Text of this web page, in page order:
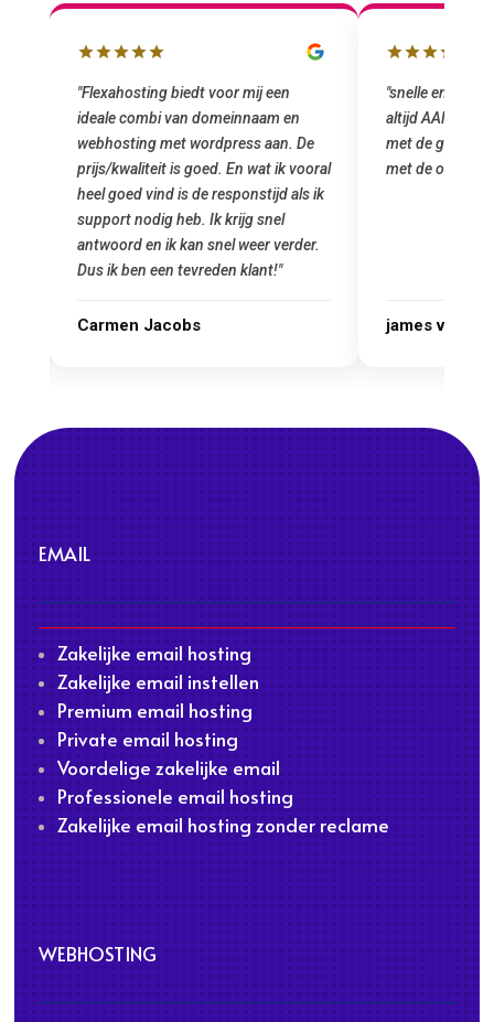
"snelle en vriendelijke service. staat
altijd AAN (: fijne prijzen vergeleken
met de grote jongens en dus nu al blij
met de overstap!"
james van oranje
"Top service. Ik
het installeren
was meteen
gemaakt. Top
Marcel Thijs
EMAIL
Zakelijke email hosting
Zakelijke email instellen
Premium email hosting
Private email hosting
Voordelige zakelijke email
Professionele email hosting
Zakelijke email hosting zonder reclame
WEBHOSTING